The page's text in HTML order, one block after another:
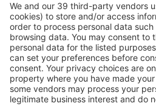
Hamburgo
Mannheim Airport (MHG)
Memmingen Allgau (FMM)
Nurembergo Airport (NUE)